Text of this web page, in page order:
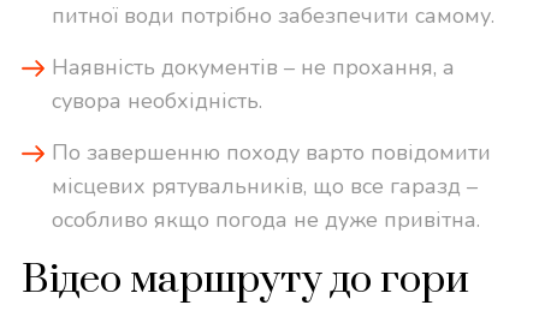
питної води потрібно забезпечити самому.
Наявність документів – не прохання, а
сувора необхідність.
По завершенню походу варто повідомити
місцевих рятувальників, що все гаразд –
особливо якщо погода не дуже привітна.
Відео маршруту до гори